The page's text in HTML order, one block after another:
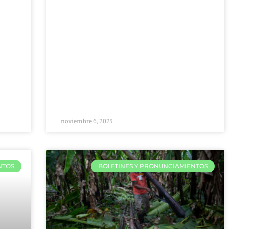
noviembre 6, 2025
BOLETINES Y PRONUNCIAMIENTOS